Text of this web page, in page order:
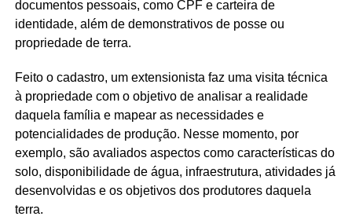
documentos pessoais, como CPF e carteira de
identidade, além de demonstrativos de posse ou
propriedade de terra.
Feito o cadastro, um extensionista faz uma visita técnica
à propriedade com o objetivo de analisar a realidade
daquela família e mapear as necessidades e
potencialidades de produção. Nesse momento, por
exemplo, são avaliados aspectos como características do
solo, disponibilidade de água, infraestrutura, atividades já
desenvolvidas e os objetivos dos produtores daquela
terra.